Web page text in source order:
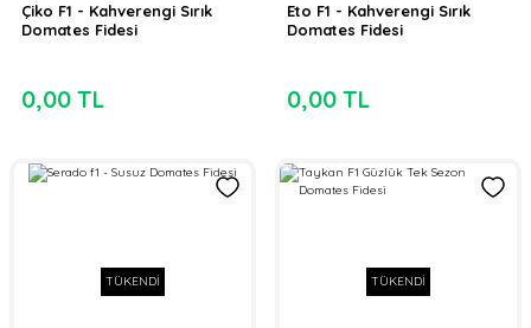
Çiko F1 - Kahverengi Sırık
Domates Fidesi
0,00 TL
Eto F1 - Kahverengi Sırık
Domates Fidesi
0,00 TL
TÜKENDİ TÜKENDİ